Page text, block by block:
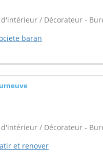
/ Décorateur -
baran
/ Décorateur -
et renover